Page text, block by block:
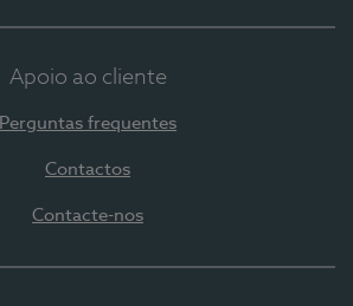
Apoio ao cliente
Perguntas frequentes
Contactos
Contacte-nos